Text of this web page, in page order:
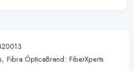
, Fibra ÓpticaBrand: FiberXperts